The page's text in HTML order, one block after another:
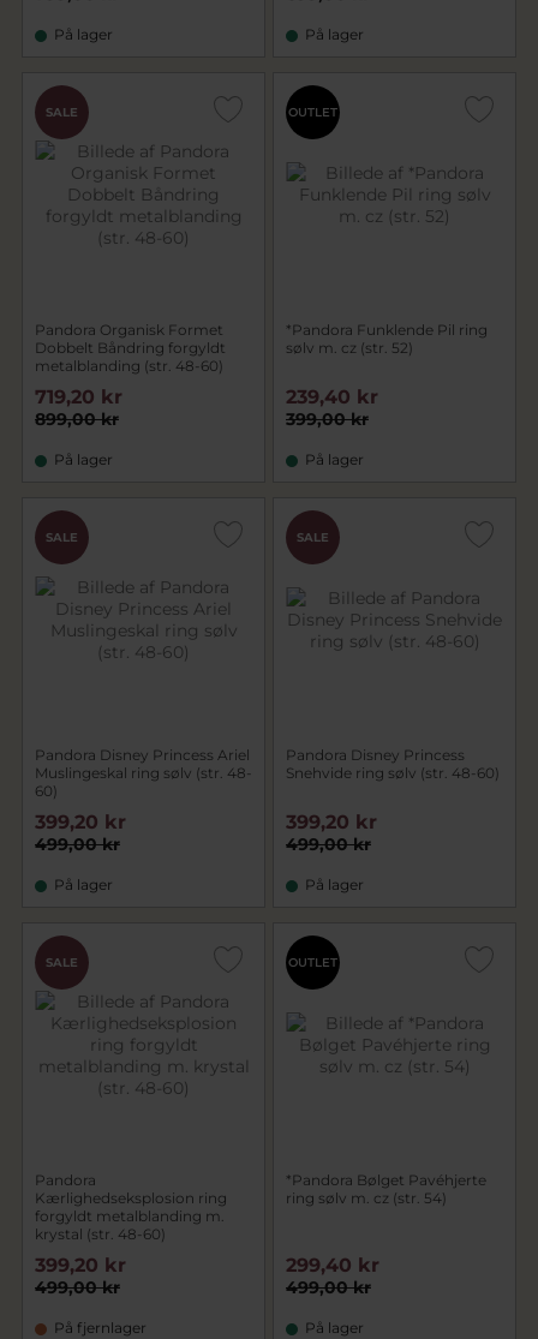
På lager På lager
SALE
Pandora Organisk Formet
Dobbelt Båndring forgyldt
metalblanding (str. 48-60)
899,00 kr
719,20 kr
På lager
OUTLET
*Pandora Funklende Pil ring
sølv m. cz (str. 52)
399,00 kr
239,40 kr
På lager
SALE
Pandora Disney Princess Ariel
Muslingeskal ring sølv (str. 48-
60)
499,00 kr
399,20 kr
På lager
SALE
Pandora Disney Princess
Snehvide ring sølv (str. 48-60)
499,00 kr
399,20 kr
På lager
SALE
Pandora
Kærlighedseksplosion ring
forgyldt metalblanding m.
krystal (str. 48-60)
499,00 kr
399,20 kr
På fjernlager
OUTLET
*Pandora Bølget Pavéhjerte
ring sølv m. cz (str. 54)
499,00 kr
299,40 kr
På lager